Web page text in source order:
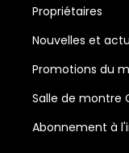
Propriétaires
Nouvelles et
Promotions du
Salle de montre
Abonnement à